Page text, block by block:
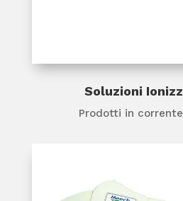
Soluzioni
Prodotti in